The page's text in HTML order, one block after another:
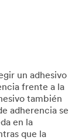
un adhesivo
frente a la
también
adherencia se
en la
que la